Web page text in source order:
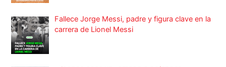
Fallece Jorge Messi, padre y figura clave en la
carrera de Lionel Messi